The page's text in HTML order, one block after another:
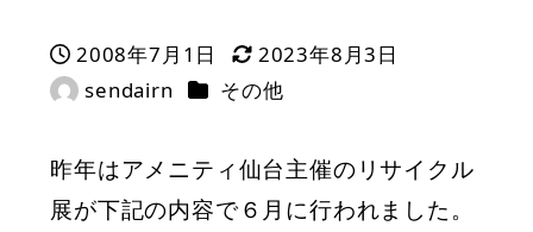
投稿日
2008年7月1日
更新日
2023年8月3日
著
sendairn カテゴリー
その他
昨年はアメニティ仙台主催のリサイクル
展が下記の内容で６月に行われました。